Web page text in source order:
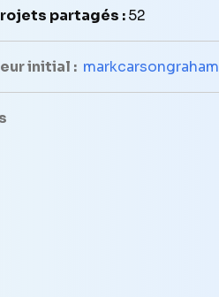
partagés :52
initial : markcarsongraham